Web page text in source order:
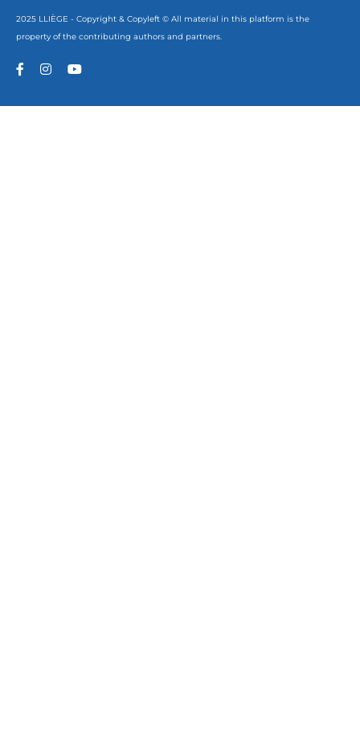
2025 LLIÈGE - Copyright & Copyleft © All material in this platform is the
property of the contributing authors and partners.